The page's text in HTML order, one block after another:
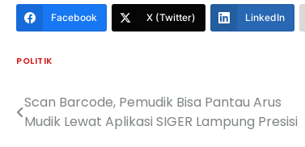
Facebook X (Twitter) LinkedIn
POLITIK
Navigasi
Scan Barcode, Pemudik Bisa Pantau Arus
Mudik Lewat Aplikasi SIGER Lampung Presisi